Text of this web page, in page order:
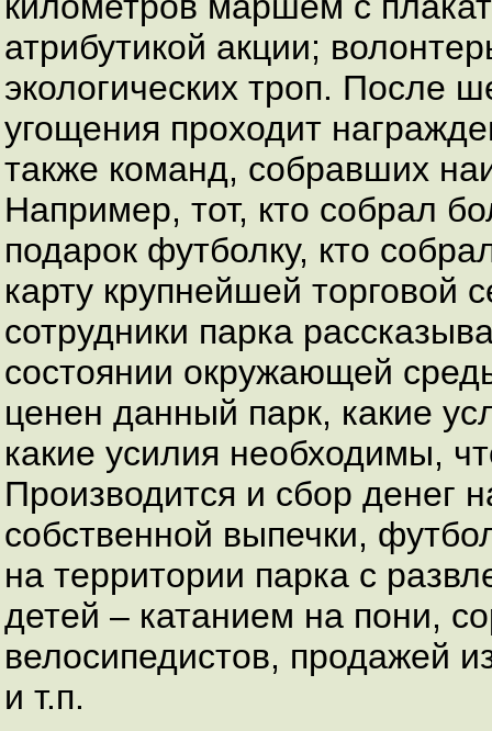
атрибутикой акции;
экологических троп. После
угощения проходит
также команд, собравших
Например, тот, кто собрал
подарок футболку, кто
карту крупнейшей торговой
сотрудники парка
состоянии окружающей
ценен данный парк, какие
какие усилия необходимы,
Производится и сбор денег
собственной выпечки,
на территории парка с
детей – катанием на пони,
велосипедистов, продажей
и т.п.